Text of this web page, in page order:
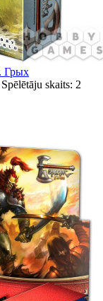
Грых
Spēlētāju skaits: 2